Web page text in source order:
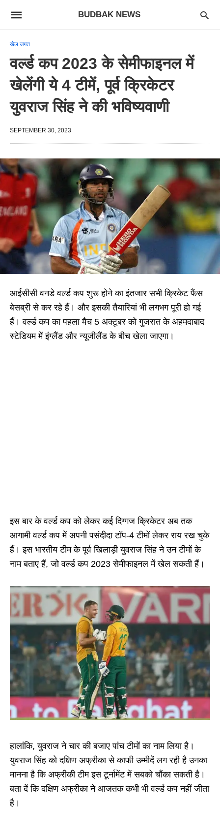
BUDBAK NEWS
खेल जगत
वर्ल्ड कप 2023 के सेमीफाइनल में
खेलेंगी ये 4 टीमें, पूर्व क्रिकेटर
युवराज सिंह ने की भविष्यवाणी
SEPTEMBER 30, 2023
आईसीसी वनडे वर्ल्ड कप शुरू होने का इंतजार सभी क्रिकेट फैंस
बेसब्री से कर रहे हैं। और इसकी तैयारियां भी लगभग पूरी हो गई
हैं। वर्ल्ड कप का पहला मैच 5 अक्टूबर को गुजरात के अहमदाबाद
स्टेडियम में इंग्लैंड और न्यूजीलैंड के बीच खेला जाएगा।
इस बार के वर्ल्ड कप ‌को‌ लेकर कई दिग्गज क्रिकेटर अब तक
आगामी वर्ल्ड कप में अपनी पसंदीदा टॉप-4 टीमों लेकर राय रख चुके
हैं। इस भारतीय टीम के पूर्व खिलाड़ी युवराज सिंह ने उन टीमों के
नाम बताए हैं, जो वर्ल्ड कप 2023 सेमीफाइनल में खेल सकती हैं।
हालांकि, युवराज ने चार की बजाए पांच टीमों का नाम लिया है।
युवराज सिंह को दक्षिण अफ्रीका से काफी उम्मीदें लग‌ रही है उनका
मानना है कि अफ्रीकी टीम इस टूर्नामेंट में सबको चौंका सकती है।
बता दें कि दक्षिण अफ्रीका ने आजतक कभी भी वर्ल्ड कप नहीं जीता
है।